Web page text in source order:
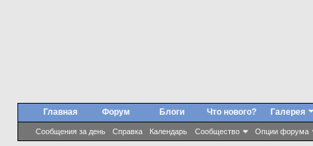
Главная Форум
Сообщения за день Справка Календарь Сообщество Опции форума
Блоги Что нового? Галерея